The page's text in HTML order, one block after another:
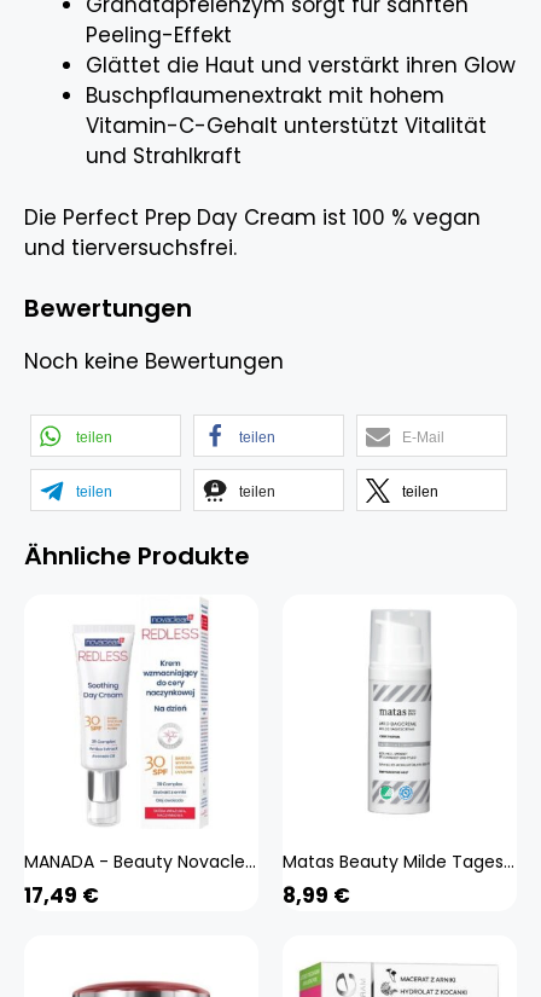
Peeling-Effekt
Glättet die Haut und verstärkt ihren Glow
Buschpflaumenextrakt mit hohem
Vitamin-C-Gehalt unterstützt Vitalität
und Strahlkraft
Die Perfect Prep Day Cream ist 100 % vegan
und tierversuchsfrei.
Bewertungen
Noch keine Bewertungen
teilen teilen E-Mail
teilen teilen teilen
Ähnliche Produkte
MANADA - Beauty Novaclear Redless Tagescreme LSF 30, 50 ml
17,49 €
Matas Beauty Milde Tagescreme, 50ml
8,99 €